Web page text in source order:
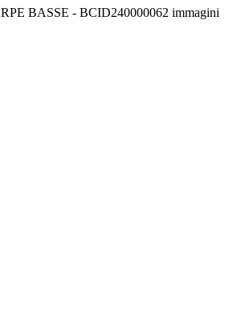
BASSE - BCID240000062 immagini